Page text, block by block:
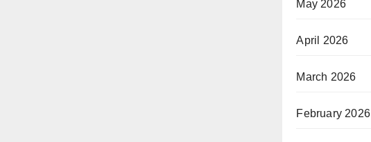
May 2026
April 2026
March 2026
February 2026